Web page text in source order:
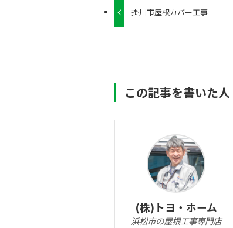
掛川市屋根カバー工事
この記事を書いた人
(株)トヨ・ホーム
浜松市の屋根工事専門店